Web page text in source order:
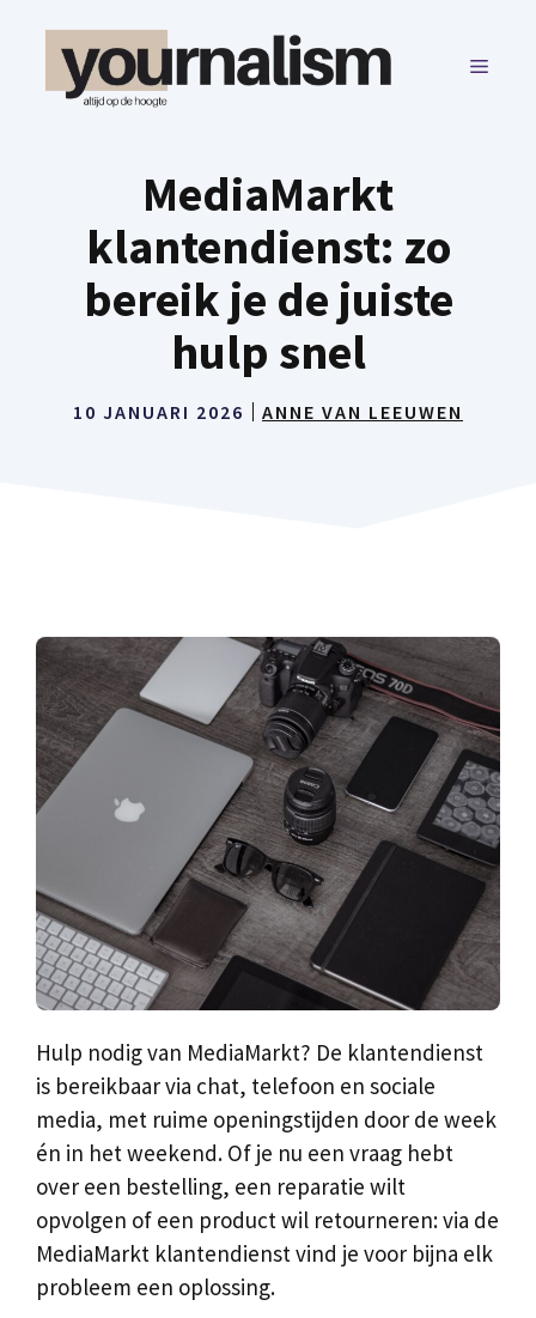
MENU
MediaMarkt
klantendienst: zo
bereik je de juiste
hulp snel
10 JANUARI 2026 ANNE VAN LEEUWEN
Hulp nodig van MediaMarkt? De klantendienst
is bereikbaar via chat, telefoon en sociale
media, met ruime openingstijden door de week
én in het weekend. Of je nu een vraag hebt
over een bestelling, een reparatie wilt
opvolgen of een product wil retourneren: via de
MediaMarkt klantendienst vind je voor bijna elk
probleem een oplossing.